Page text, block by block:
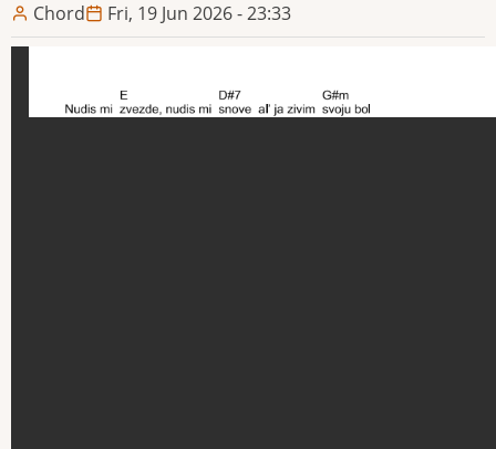
Chord Fri, 19 Jun 2026 - 23:33